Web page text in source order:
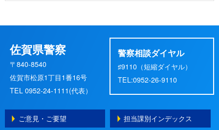
佐賀県警察
〒840-8540
佐賀市松原1丁目1番16号
TEL 0952-24-1111(代表）
警察相談ダイヤル
♯9110（短縮ダイヤル）
TEL:0952-26-9110
ご意見・ご要望 担当課別インデックス